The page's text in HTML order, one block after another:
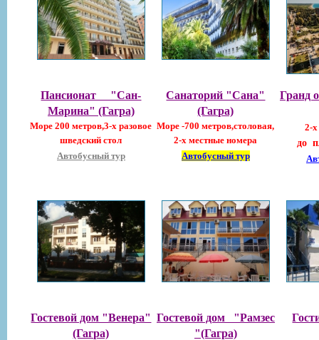
Пансионат "Сан-
Марина" (Гагра)
Море 200 метров,3-х разовое
шведский стол
Автобусный тур
Санаторий "Сана"
(Гагра)
Море -700 метров,столовая,
2-х местные номера
Автобусный тур
Гранд
2-
до
Гостевой дом "Венера"
(Гагра)
Гостевой дом "Рамзес
"(Гагра)